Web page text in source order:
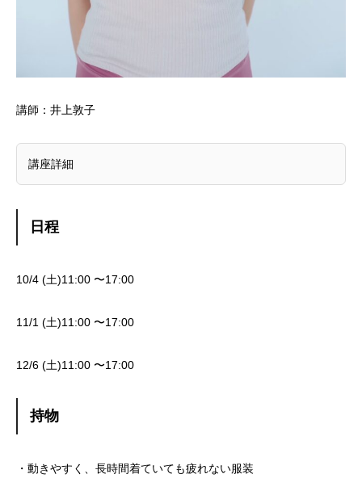
講師：井上敦子
講座詳細
日程
10/4 (土)11:00 〜17:00
11/1 (土)11:00 〜17:00
12/6 (土)11:00 〜17:00
持物
・動きやすく、長時間着ていても疲れない服装